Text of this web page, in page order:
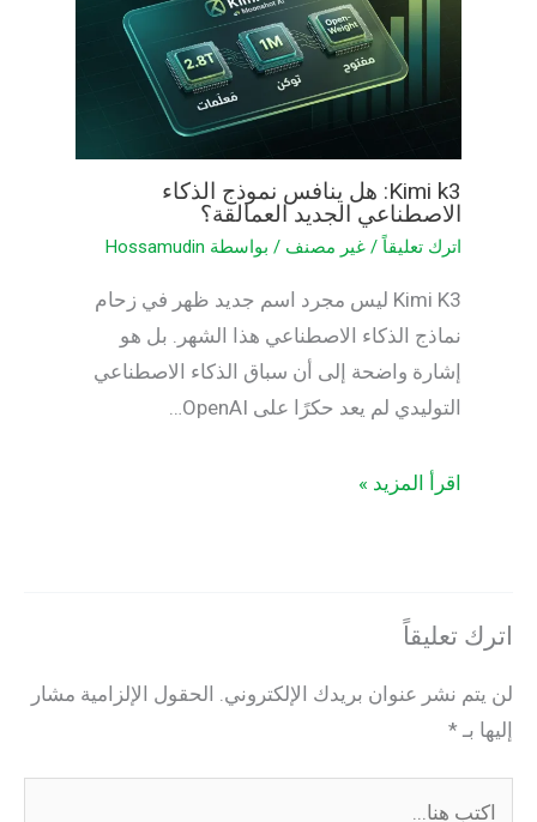
Kimi k3: هل ينافس نموذج الذكاء
الاصطناعي الجديد العمالقة؟
اترك تعليقاً / غير مصنف/ بواسطة Hossamudin
Kimi K3 ليس مجرد اسم جديد ظهر في زحام
نماذج الذكاء الاصطناعي هذا الشهر. بل هو
إشارة واضحة إلى أن سباق الذكاء الاصطناعي
التوليدي لم يعد حكرًا على OpenAI…
اقرأ المزيد »
تعليقاً
نشر عنوان بريدك الإلكتروني. الحقول الإلزامية مشار